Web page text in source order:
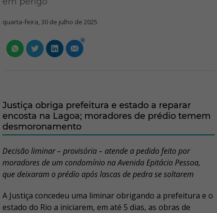
quarta-feira, 30 de julho de 2025
0
Justiça obriga prefeitura e estado a reparar
encosta na Lagoa; moradores de prédio temem
desmoronamento
Decisão liminar – provisória – atende a pedido feito por
moradores de um condomínio na Avenida Epitácio Pessoa,
que deixaram o prédio após lascas de pedra se soltarem
A Justiça concedeu uma liminar obrigando a prefeitura e o
estado do Rio a iniciarem, em até 5 dias, as obras de